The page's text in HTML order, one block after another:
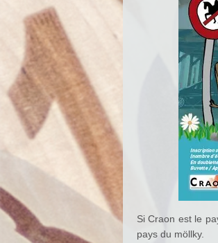
Si Craon est le
pays du möllky.